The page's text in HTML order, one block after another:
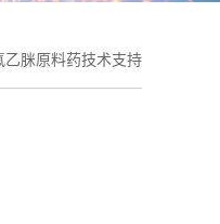
乙脒原料药技术支持